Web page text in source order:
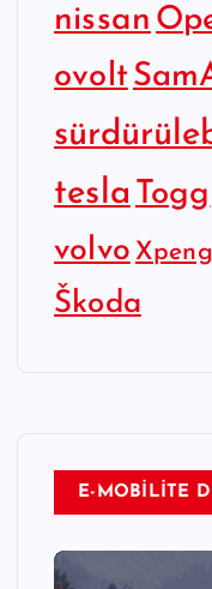
nissan
ovolt
tesla Togg
volvo Xpeng
Škoda
E-MOBİLİTE